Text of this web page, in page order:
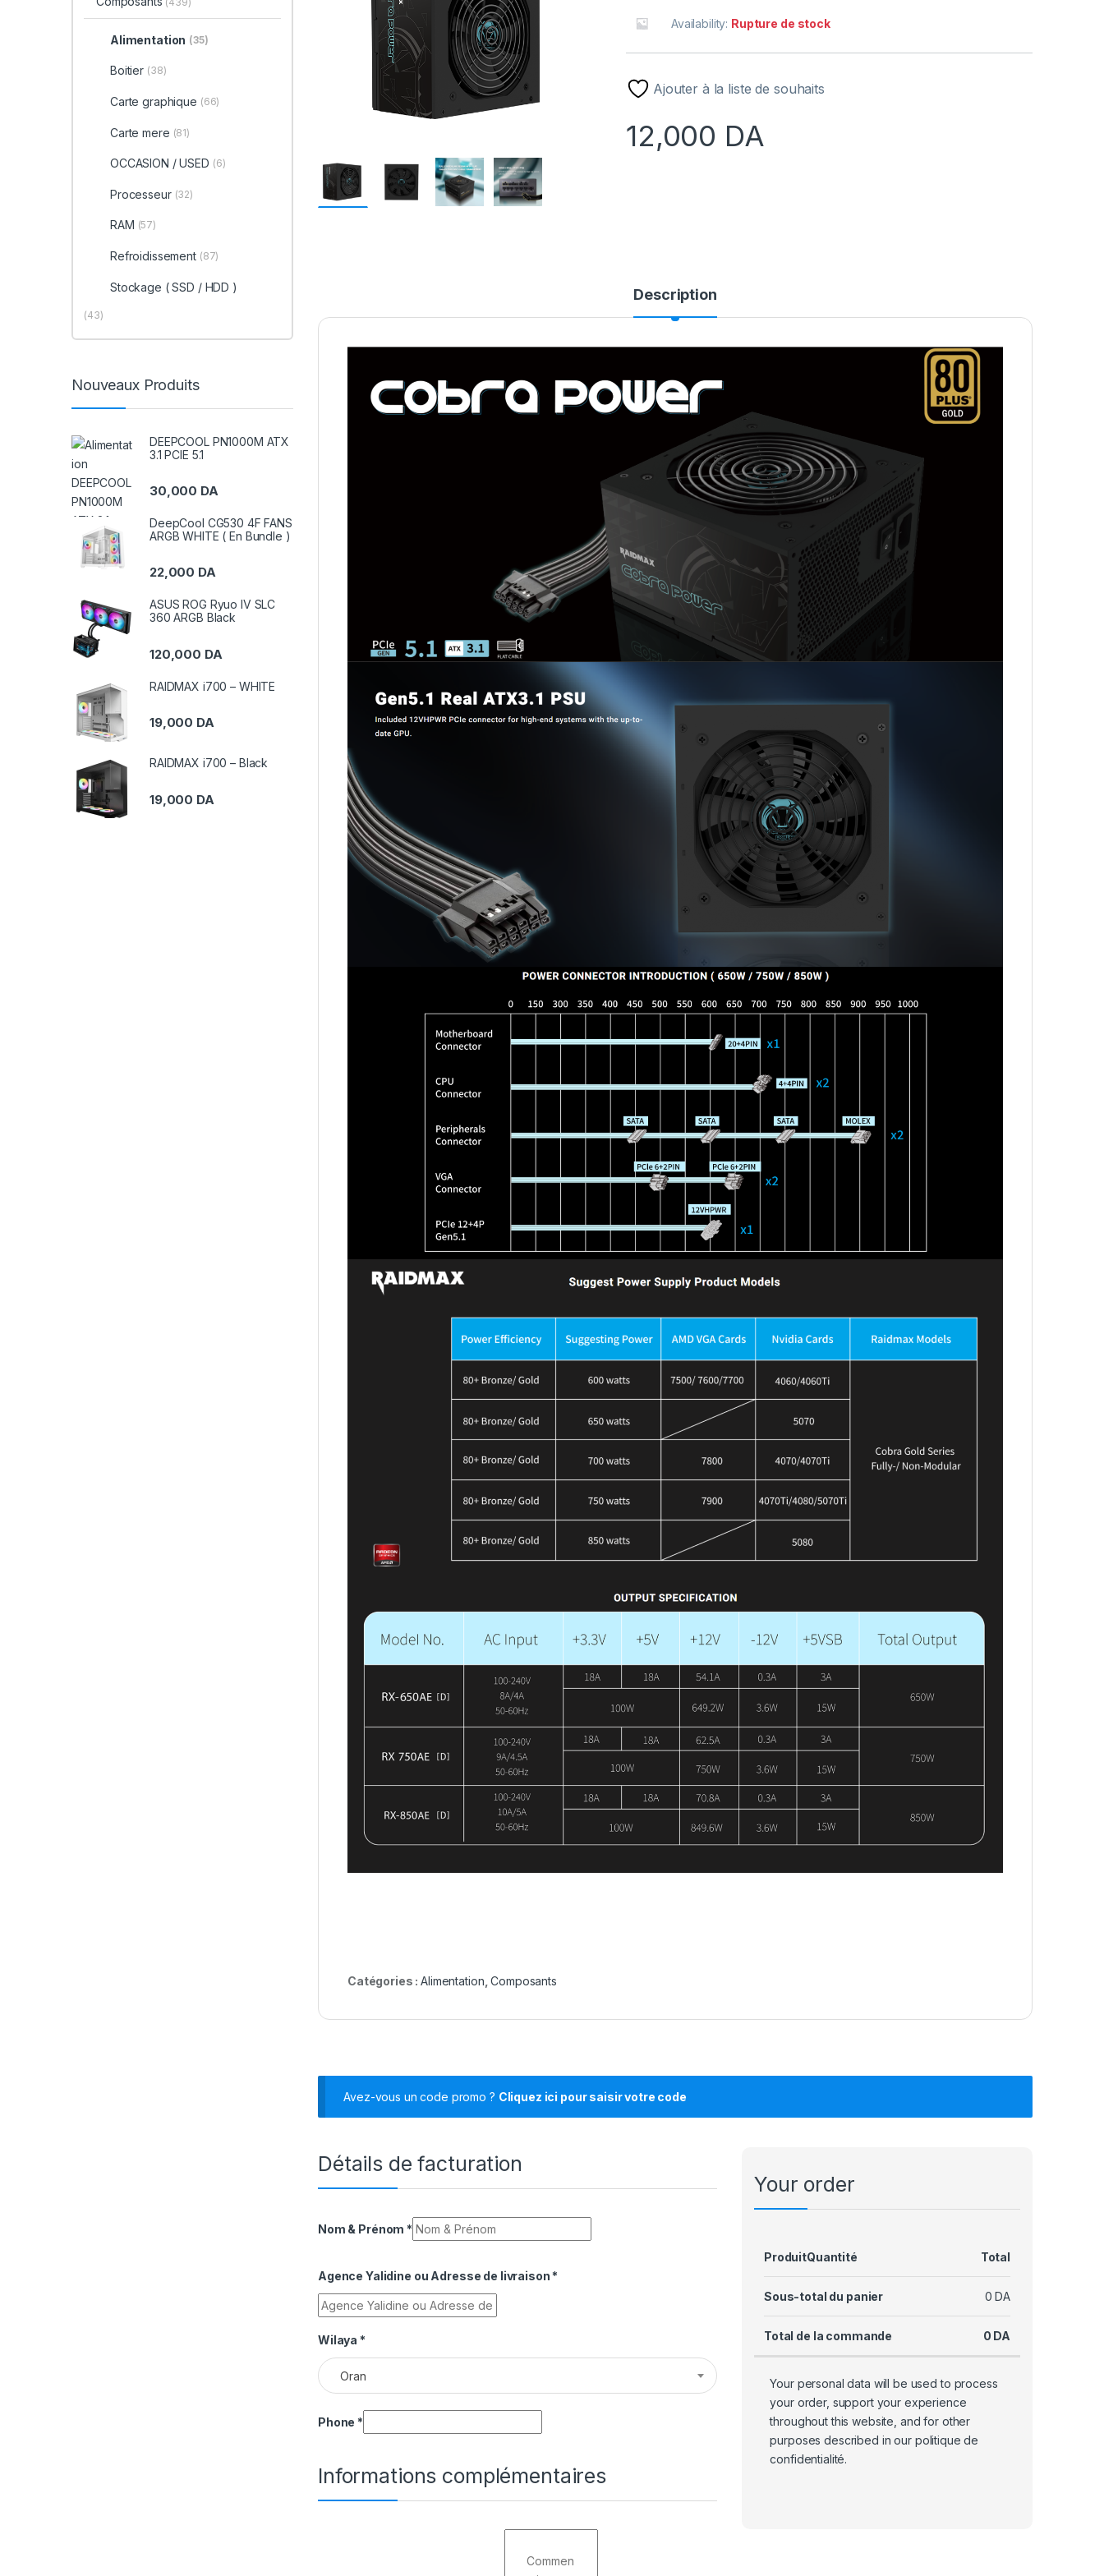
Availability: Rupture de stock
Ajouter à la liste de souhaits
12,000 DA
Description
Catégories :Alimentation ,Composants
Avez-vous un code promo ? Cliquez ici pour saisir votre code
Détails de facturation
Nom & Prénom *
Agence Yalidine ou Adresse de livraison *
Wilaya *
Oran
Phone *
Informations complémentaires
Your order
ProduitQuantité Total
Sous-total du panier 0 DA
Total de la commande 0 DA
Your personal data will be used to process
your order, support your experience
throughout this website, and for other
purposes described in our politique de
confidentialité.
Alimentation (35)
Boitier (38)
Carte graphique (66)
Carte mere (81)
OCCASION / USED (6)
Processeur (32)
RAM (57)
Refroidissement (87)
Stockage ( SSD / HDD )
(43)
Nouveaux Produits
DEEPCOOL PN1000M ATX
3.1 PCIE 5.1
30,000 DA
DeepCool CG530 4F FANS
ARGB WHITE ( En Bundle )
22,000 DA
ASUS ROG Ryuo IV SLC
360 ARGB Black
120,000 DA
RAIDMAX i700 – WHITE
19,000 DA
RAIDMAX i700 – Black
19,000 DA